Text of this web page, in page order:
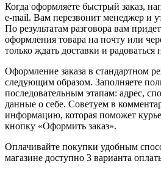
Когда оформляете быстрый заказ,
e-mail. Вам перезвонит менеджер и
По результатам разговора вам
оформления товара на почту или
только ждать доставки и радоваться
Оформление заказа в стандартном
следующим образом. Заполняете
последовательным этапам: адрес,
данные о себе. Советуем в
информацию, которая поможет
кнопку «Оформить заказ».
Оплачивайте покупки удобным
магазине доступно 3 варианта